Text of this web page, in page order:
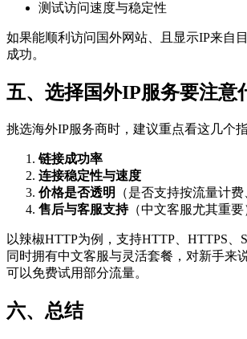
测试访问速度与稳定性
如果能顺利访问国外网站、且显示IP来自
成功。
五、选择国外IP服务要注意
挑选海外IP服务商时，建议重点看这几个指
链接成功率
连接稳定性与速度
价格是否透明
（是否支持按流量计费
售后与客服支持（中文客服尤其重要
以辣椒HTTP为例，支持HTTP、HTTPS、
同时拥有中文客服与灵活套餐，对新手来
可以免费试用部分流量。
六、总结